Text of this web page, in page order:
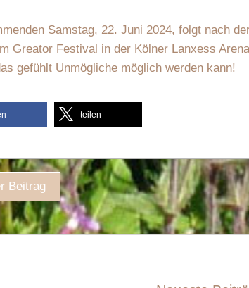
Samstag, 22. Juni 2024, folgt nach
Greator Festival in der Kölner Lanxess
gefühlt Unmögliche möglich werden kann!
teilen
Beitrag